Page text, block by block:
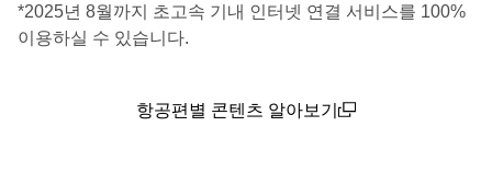
*2025년 8월까지 초고속 기내 인터넷 연결 서비스를 100%
이용하실 수 있습니다.
항공편별 콘텐츠 알아보기